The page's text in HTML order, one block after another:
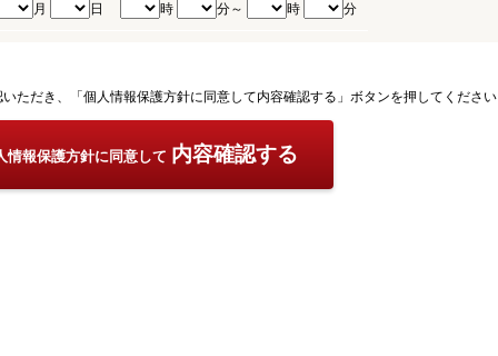
月 日 時 分～ 時 分
いただき、「個人情報保護方針に同意して内容確認する」ボタンを押してください
情報保護方針に同意して 内容確認する